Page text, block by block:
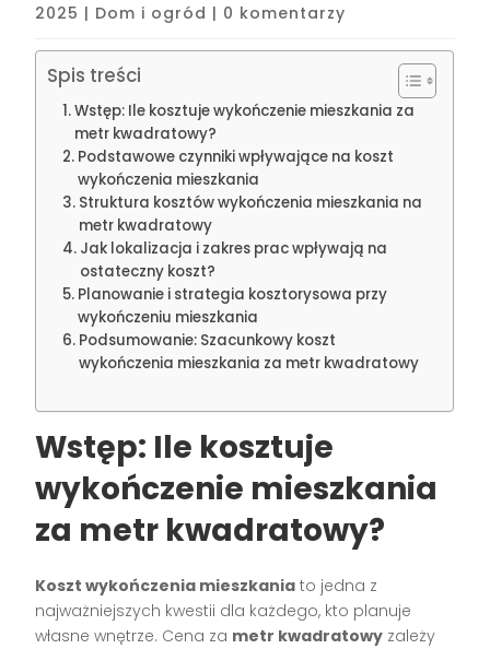
2025 | Dom i ogród | 0 komentarzy
Spis treści
Wstęp: Ile kosztuje wykończenie mieszkania za
metr kwadratowy?
Podstawowe czynniki wpływające na koszt
wykończenia mieszkania
Struktura kosztów wykończenia mieszkania na
metr kwadratowy
Jak lokalizacja i zakres prac wpływają na
ostateczny koszt?
Planowanie i strategia kosztorysowa przy
wykończeniu mieszkania
Podsumowanie: Szacunkowy koszt
wykończenia mieszkania za metr kwadratowy
Wstęp: Ile kosztuje
wykończenie mieszkania
za metr kwadratowy?
Koszt wykończenia mieszkania to jedna z
najważniejszych kwestii dla każdego, kto planuje
własne wnętrze. Cena za metr kwadratowy zależy